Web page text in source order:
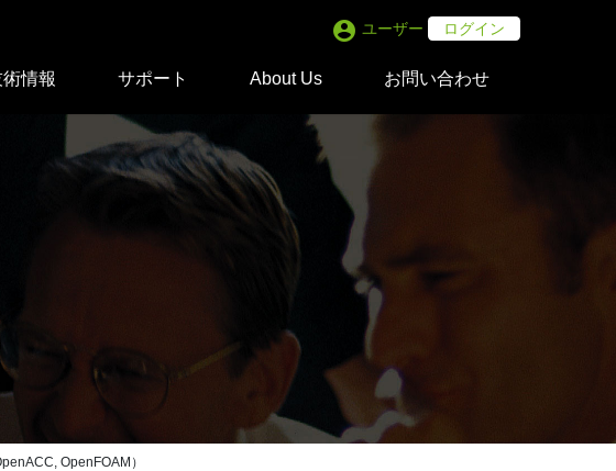
account_circle ユーザー ログイン
情報 サポート About Us お問い合わせ
OpenFOAM）